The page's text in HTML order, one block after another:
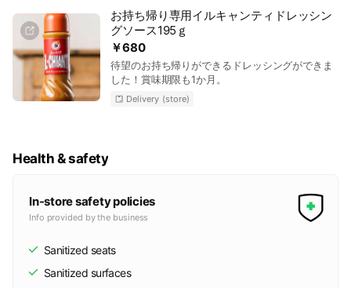
す。 こまめに使う方のための195ｇ￥650 たっぷ
り使うファミリーサイズ380ｇ￥1050
￥680
お持ち帰り専用イルキャンティドレッシン
グソース195ｇ
待望のお持ち帰りができるドレッシングができま
した！賞味期限も1か月。
Delivery (store)
Health & safety
In-store safety policies
Info provided by the business
Sanitized seats
Sanitized surfaces